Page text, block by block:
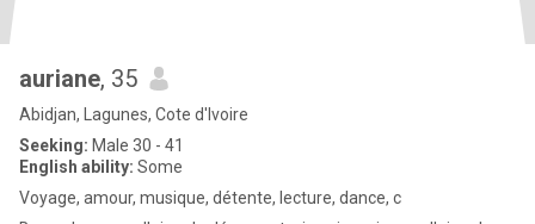
auriane, 35
Abidjan, Lagunes, Cote d'Ivoire
Seeking: Male 30 - 41
English ability: Some
Voyage, amour, musique, détente, lecture, dance, c